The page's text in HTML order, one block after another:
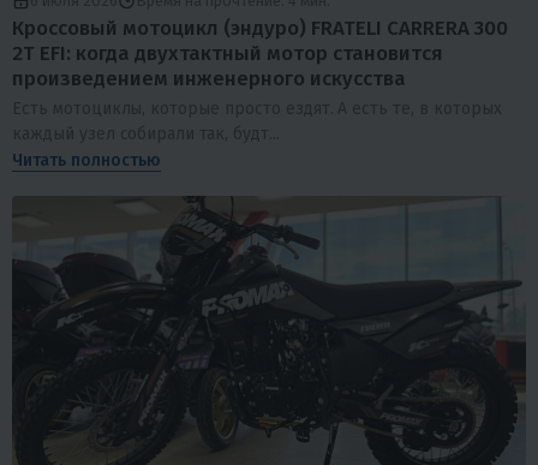
Кроссовый мотоцикл (эндуро) FRATELI CARRERA 300
2T EFI: когда двухтактный мотор становится
произведением инженерного искусства
Есть мотоциклы, которые просто ездят. А есть те, в которых
каждый узел собирали так, будт...
Читать полностью